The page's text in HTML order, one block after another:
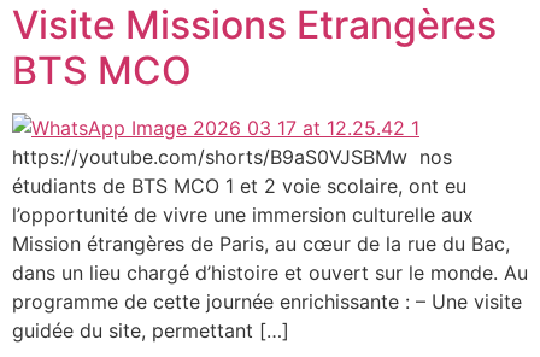
Visite Missions Etrangères
BTS MCO
https://youtube.com/shorts/B9aS0VJSBMw nos
étudiants de BTS MCO 1 et 2 voie scolaire, ont eu
l’opportunité de vivre une immersion culturelle aux
Mission étrangères de Paris, au cœur de la rue du Bac,
dans un lieu chargé d’histoire et ouvert sur le monde. Au
programme de cette journée enrichissante : – Une visite
guidée du site, permettant […]